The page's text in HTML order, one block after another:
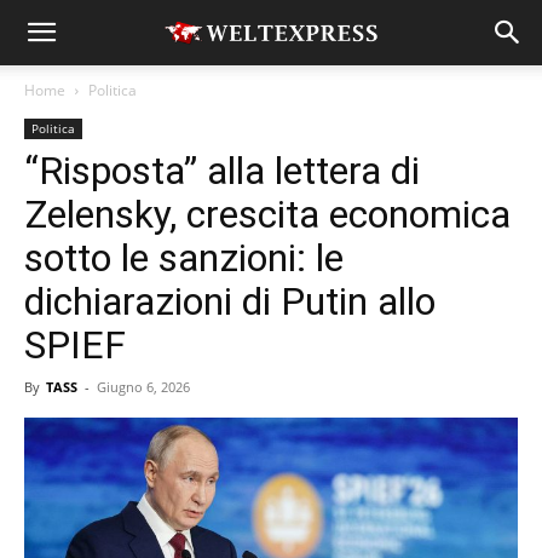
Home Politica
Politica
“Risposta” alla lettera di
Zelensky, crescita economica
sotto le sanzioni: le
dichiarazioni di Putin allo
SPIEF
By TASS - Giugno 6, 2026